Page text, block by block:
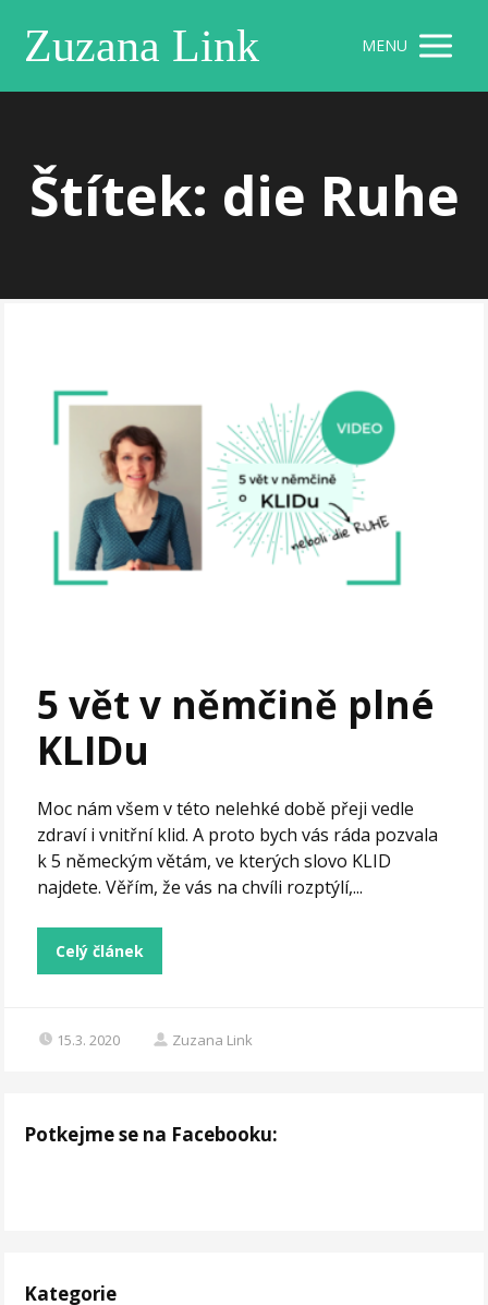
Zuzana Link MENU
Štítek: die Ruhe
5 vět v němčině plné
KLIDu
Moc nám všem v této nelehké době přeji vedle
zdraví i vnitřní klid. A proto bych vás ráda pozvala
k 5 německým větám, ve kterých slovo KLID
najdete. Věřím, že vás na chvíli rozptýlí,...
Celý článek
15.3. 2020 Zuzana Link
Potkejme se na Facebooku:
Kategorie